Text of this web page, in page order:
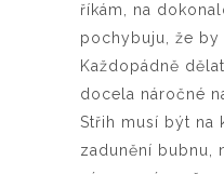
říkám, na
pochybuju, že
Každopádně
docela náročné
Střih musí být na
zadunění bubnu,